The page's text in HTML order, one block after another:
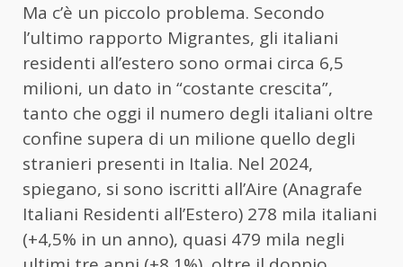
Ma c’è un piccolo problema. Secondo
l’ultimo rapporto Migrantes, gli italiani
residenti all’estero sono ormai circa 6,5
milioni, un dato in “costante crescita”,
tanto che oggi il numero degli italiani oltre
confine supera di un milione quello degli
stranieri presenti in Italia. Nel 2024,
spiegano, si sono iscritti all’Aire (Anagrafe
Italiani Residenti all’Estero) 278 mila italiani
(+4,5% in un anno), quasi 479 mila negli